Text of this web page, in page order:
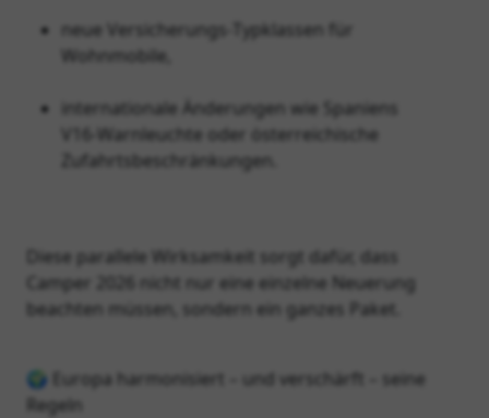
neue Versicherungs‑Typklassen für
Wohnmobile,
internationale Änderungen wie Spaniens
V16‑Warnleuchte oder österreichische
Zufahrtsbeschränkungen.
Diese parallele Wirksamkeit sorgt dafür, dass
Camper 2026 nicht nur eine einzelne Neuerung
beachten müssen, sondern ein ganzes Paket.
🌍 Europa harmonisiert – und verschärft – seine
Regeln